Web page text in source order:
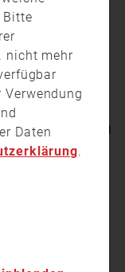
alarmierten
sie Rauch
Gebäude
von
und
Aufgrund
die
Bad
und Türen
niemand. Der
eine
den
Bitte
nicht mehr
Daten
.